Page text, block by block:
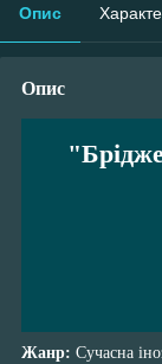
Опис
Опис
Жанр: Сучасна